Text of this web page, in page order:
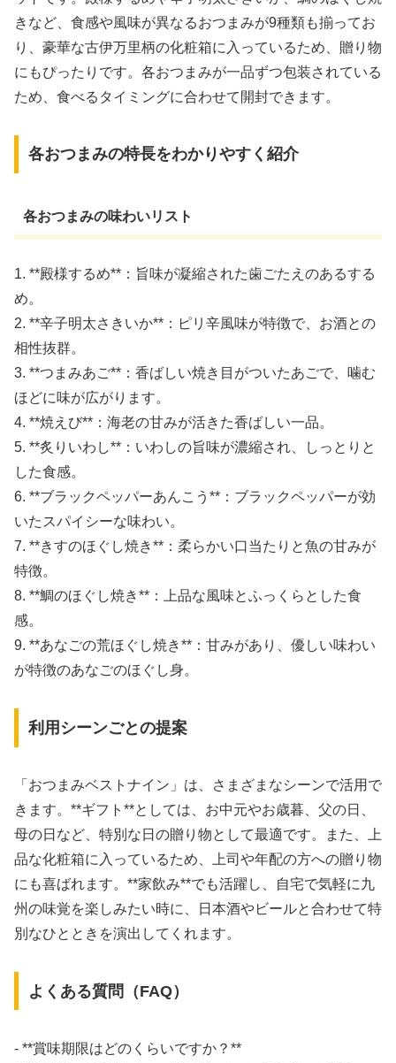
きなど、食感や風味が異なるおつまみが9種類も揃ってお
り、豪華な古伊万里柄の化粧箱に入っているため、贈り物
にもぴったりです。各おつまみが一品ずつ包装されている
ため、食べるタイミングに合わせて開封できます。
各おつまみの特長をわかりやすく紹介
各おつまみの味わいリスト
1. **殿様するめ**：旨味が凝縮された歯ごたえのあるする
め。
2. **辛子明太さきいか**：ピリ辛風味が特徴で、お酒との
相性抜群。
3. **つまみあご**：香ばしい焼き目がついたあごで、噛む
ほどに味が広がります。
4. **焼えび**：海老の甘みが活きた香ばしい一品。
5. **炙りいわし**：いわしの旨味が濃縮され、しっとりと
した食感。
6. **ブラックペッパーあんこう**：ブラックペッパーが効
いたスパイシーな味わい。
7. **きすのほぐし焼き**：柔らかい口当たりと魚の甘みが
特徴。
8. **鯛のほぐし焼き**：上品な風味とふっくらとした食
感。
9. **あなごの荒ほぐし焼き**：甘みがあり、優しい味わい
が特徴のあなごのほぐし身。
利用シーンごとの提案
「おつまみベストナイン」は、さまざまなシーンで活用で
きます。**ギフト**としては、お中元やお歳暮、父の日、
母の日など、特別な日の贈り物として最適です。また、上
品な化粧箱に入っているため、上司や年配の方への贈り物
にも喜ばれます。**家飲み**でも活躍し、自宅で気軽に九
州の味覚を楽しみたい時に、日本酒やビールと合わせて特
別なひとときを演出してくれます。
よくある質問（FAQ）
- **賞味期限はどのくらいですか？**